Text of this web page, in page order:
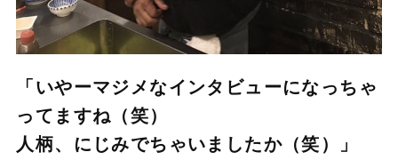
「いやーマジメなインタビューになっちゃ
ってますね（笑）
人柄、にじみでちゃいましたか（笑）」